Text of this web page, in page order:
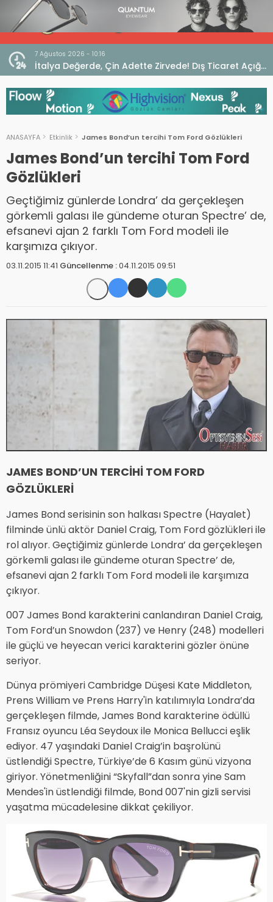
7 Ağustos 2026 - 10:16
İtalya Değerde, Çin Adette Zirvede! Dış Ticaret Açığı
Devam Ediyor
ANASAYFA Etkinlik James Bond’un tercihi Tom Ford Gözlükleri
James Bond’un tercihi Tom Ford
Gözlükleri
Geçtiğimiz günlerde Londra’ da gerçekleşen
görkemli galası ile gündeme oturan Spectre’ de,
efsanevi ajan 2 farklı Tom Ford modeli ile
karşımıza çıkıyor.
03.11.2015 11:41 Güncellenme :04.11.2015 09:51
JAMES BOND’UN TERCİHİ TOM FORD
GÖZLÜKLERİ
James Bond serisinin son halkası Spectre (Hayalet)
filminde ünlü aktör Daniel Craig, Tom Ford gözlükleri ile
rol alıyor. Geçtiğimiz günlerde Londra’ da gerçekleşen
görkemli galası ile gündeme oturan Spectre’ de,
efsanevi ajan 2 farklı Tom Ford modeli ile karşımıza
çıkıyor.
007 James Bond karakterini canlandıran Daniel Craig,
Tom Ford’un Snowdon (237) ve Henry (248) modelleri
ile güçlü ve heyecan verici karakterini gözler önüne
seriyor.
Dünya prömiyeri Cambridge Düşesi Kate Middleton,
Prens William ve Prens Harry'in katılımıyla Londra’da
gerçekleşen filmde, James Bond karakterine ödüllü
Fransız oyuncu Léa Seydoux ile Monica Bellucci eşlik
ediyor. 47 yaşındaki Daniel Craig’in başrolünü
üstlendiği Spectre, Türkiye’de 6 Kasım günü vizyona
giriyor. Yönetmenliğini “Skyfall”dan sonra yine Sam
Mendes'in üstlendiği filmde, Bond 007'nin gizli servisi
yaşatma mücadelesine dikkat çekiliyor.